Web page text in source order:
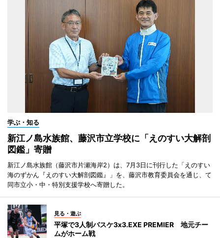
学ぶ・知る
新江ノ島水族館、藤沢市立学校に「えのすい大解剖
図鑑」寄贈
新江ノ島水族館（藤沢市片瀬海岸2）は、7月3日に刊行した「えのすい
海のずかん『えのすい大解剖図鑑』」を、藤沢市教育委員会を通じ、て
同市立小・中・特別支援学校へ寄贈した。
見る・遊ぶ
平塚で3人制バスケ3x3.EXE PREMIER 地元チー
ムがホーム戦